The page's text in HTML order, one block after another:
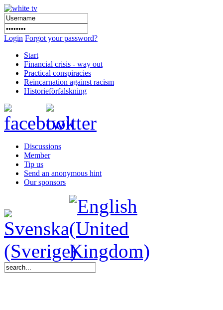
Login Forgot your password?
Start
Financial crisis - way out
Practical conspiracies
Reincarnation against racism
Historieförfalskning
Discussions
Member
Tip us
Send an anonymous hint
Our sponsors